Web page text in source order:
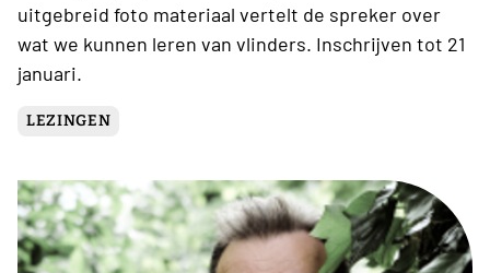
uitgebreid foto materiaal vertelt de spreker over
wat we kunnen leren van vlinders. Inschrijven tot 21
januari.
LEZINGEN